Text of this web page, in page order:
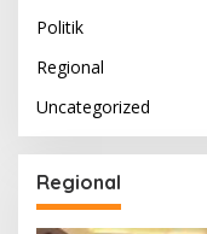
Politik
Regional
Uncategorized
Regional